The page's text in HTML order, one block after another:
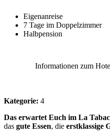
Eigenanreise
7 Tage im Doppelzimmer
Halbpension
Informationen zum
Kategorie: 4
Das erwartet Euch im La
das gute Essen, die erstklassige